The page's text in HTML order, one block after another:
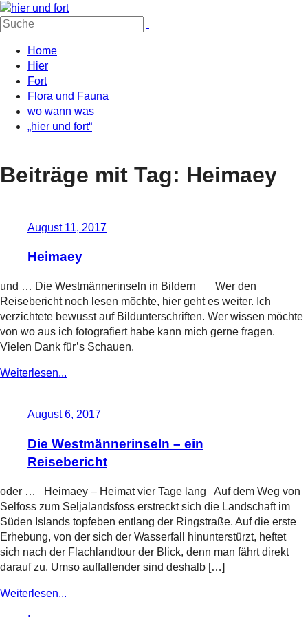
Suche
Home
Hier
Fort
Flora und Fauna
wo wann was
„hier und fort“
Beiträge mit Tag: Heimaey
August 11, 2017
Heimaey
und … Die Westmännerinseln in Bildern Wer den
Reisebericht noch lesen möchte, hier geht es weiter. Ich
verzichtete bewusst auf Bildunterschriften. Wer wissen möchte
von wo aus ich fotografiert habe kann mich gerne fragen.
Vielen Dank für’s Schauen.
Weiterlesen...
August 6, 2017
Die Westmännerinseln – ein
Reisebericht
oder … Heimaey – Heimat vier Tage lang Auf dem Weg von
Selfoss zum Seljalandsfoss erstreckt sich die Landschaft im
Süden Islands topfeben entlang der Ringstraße. Auf die erste
Erhebung, von der sich der Wasserfall hinunterstürzt, heftet
sich nach der Flachlandtour der Blick, denn man fährt direkt
darauf zu. Umso auffallender sind deshalb […]
Weiterlesen...